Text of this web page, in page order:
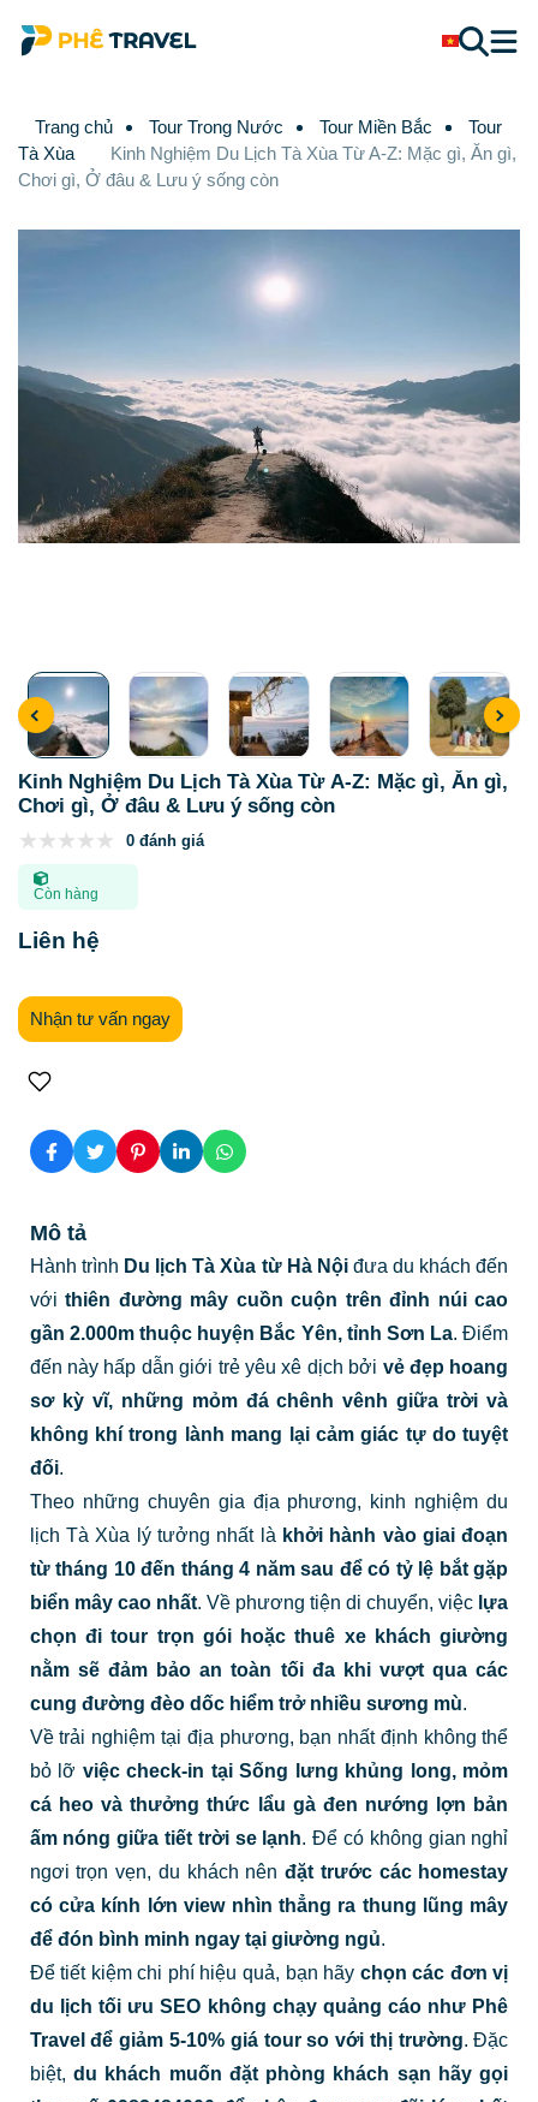
Trang chủ Tour Trong Nước Tour Miền Bắc
Tour
Tà Xùa
Kinh Nghiệm Du Lịch Tà Xùa Từ A-Z: Mặc gì, Ăn gì,
Chơi gì, Ở đâu & Lưu ý sống còn
Kinh Nghiệm Du Lịch Tà Xùa Từ A-Z: Mặc gì, Ăn gì,
Chơi gì, Ở đâu & Lưu ý sống còn
0 đánh giá
Còn hàng
Liên hệ
Nhận tư vấn ngay
Mô tả
Hành trình Du lịch Tà Xùa từ Hà Nộiđưa du khách đến
vớithiên đường mây cuồn cuộn trên đỉnh núi cao
gần 2.000m thuộc huyện Bắc Yên, tỉnh Sơn La. Điểm
đến này hấp dẫn giới trẻ yêu xê dịch bởi vẻ đẹp hoang
sơ kỳ vĩ, những mỏm đá chênh vênh giữa trời và
không khí trong lành mang lại cảm giác tự do tuyệt
đối.
Theo những chuyên gia địa phương, kinh nghiệm du
lịch Tà Xùa lý tưởng nhất là khởi hành vào giai đoạn
từ tháng 10 đến tháng 4 năm sau để có tỷ lệ bắt gặp
biển mây cao nhất. Về phương tiện di chuyển, việc lựa
chọn đi tour trọn gói hoặc thuê xe khách giường
nằm sẽ đảm bảo an toàn tối đa khi vượt qua các
cung đường đèo dốc hiểm trở nhiều sương mù.
Về trải nghiệm tại địa phương, bạn nhất định không thể
bỏ lỡ việc check-in tại Sống lưng khủng long, mỏm
cá heo và thưởng thức lẩu gà đen nướng lợn bản
ấm nóng giữa tiết trời se lạnh. Để có không gian nghỉ
ngơi trọn vẹn, du khách nênđặt trước các homestay
có cửa kính lớn view nhìn thẳng ra thung lũng mây
để đón bình minh ngay tại giường ngủ.
Để tiết kiệm chi phí hiệu quả, bạn hãy chọn các đơn vị
du lịch tối ưu SEO không chạy quảng cáo như Phê
Travel để giảm 5-10% giá tour so với thị trường. Đặc
biệt, du khách muốn đặt phòng khách sạn hãy gọi